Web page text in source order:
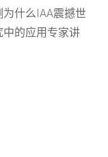
什么IAA震撼世
的应用专家讲